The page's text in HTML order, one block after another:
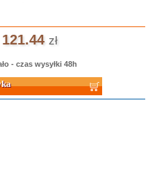
121.44 zł
- czas wysyłki 48h